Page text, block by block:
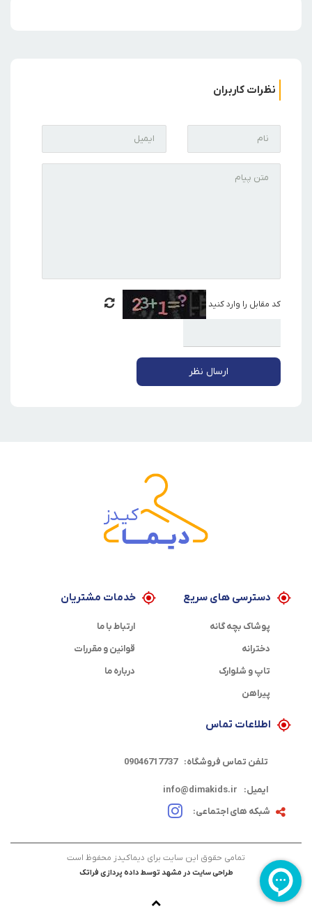
نظرات کاربران
کد مقابل را وارد کنید
ارسال نظر
دسترسی های سریع
پوشاک بچه گانه
دخترانه
تاپ و شلوارک
پیراهن
خدمات مشتریان
ارتباط با ما
قوانین و مقررات
درباره ما
اطلاعات تماس
تلفن تماس فروشگاه: 09046717737
ایمیل:
info@dimakids.ir
شبکه های اجتماعی:
تمامی حقوق این سایت برای دیماکیدز محفوظ است
طراحی سایت در مشهد توسط داده پردازی فراتک